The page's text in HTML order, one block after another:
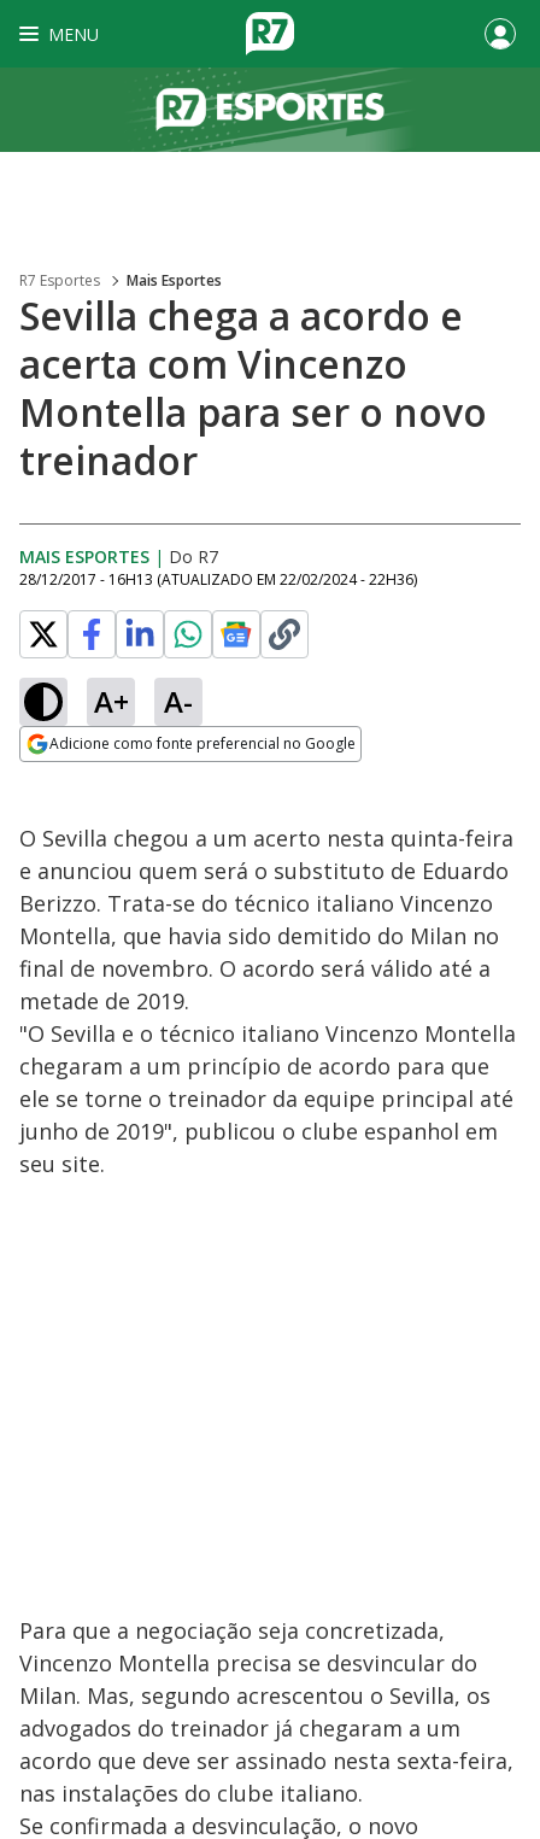
MENU
R7 Esportes Mais Esportes
Sevilla chega a acordo e
acerta com Vincenzo
Montella para ser o novo
treinador
MAIS ESPORTES | Do R7
28/12/2017 - 16H13 (ATUALIZADO EM 22/02/2024 - 22H36)
A+ A-
Adicione como fonte preferencial no Google
O Sevilla chegou a um acerto nesta quinta-feira
e anunciou quem será o substituto de Eduardo
Berizzo. Trata-se do técnico italiano Vincenzo
Montella, que havia sido demitido do Milan no
final de novembro. O acordo será válido até a
metade de 2019.
"O Sevilla e o técnico italiano Vincenzo Montella
chegaram a um princípio de acordo para que
ele se torne o treinador da equipe principal até
junho de 2019", publicou o clube espanhol em
seu site.
Para que a negociação seja concretizada,
Vincenzo Montella precisa se desvincular do
Milan. Mas, segundo acrescentou o Sevilla, os
advogados do treinador já chegaram a um
acordo que deve ser assinado nesta sexta-feira,
nas instalações do clube italiano.
Se confirmada a desvinculação, o novo